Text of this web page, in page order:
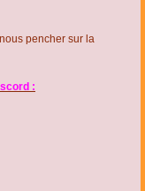
pencher sur la
: